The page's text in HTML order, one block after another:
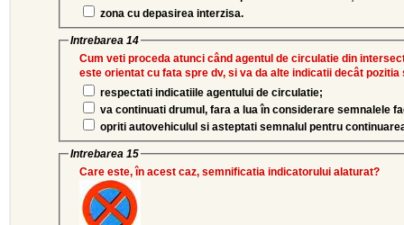
zona cu depasirea interzisa.
Intrebarea 14
Cum veti proceda atunci când agentul de circulatie din
este orientat cu fata spre dv, si va da alte indicatii decât
respectati indicatiile agentului de circulatie;
va continuati drumul, fara a lua în considerare semnalele
opriti autovehiculul si asteptati semnalul pentru
Intrebarea 15
Care este, în acest caz, semnificatia indicatorului alaturat?